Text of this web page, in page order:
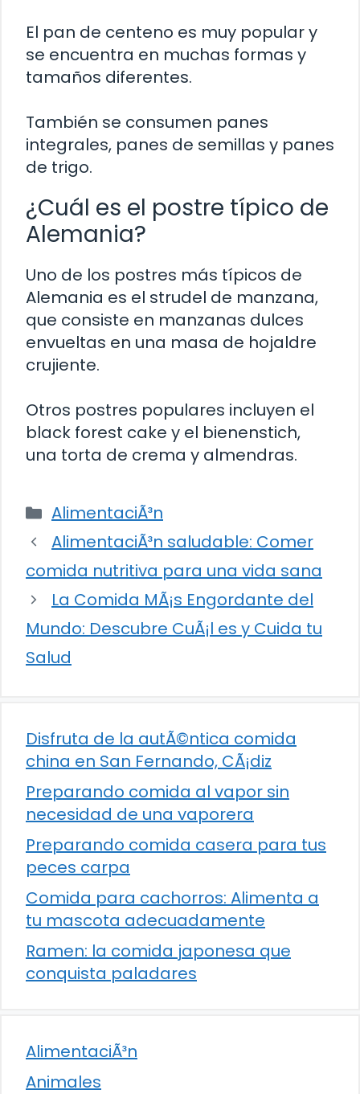
El pan de centeno es muy popular y
se encuentra en muchas formas y
tamaños diferentes.
También se consumen panes
integrales, panes de semillas y panes
de trigo.
¿Cuál es el postre típico de
Alemania?
Uno de los postres más típicos de
Alemania es el strudel de manzana,
que consiste en manzanas dulces
envueltas en una masa de hojaldre
crujiente.
Otros postres populares incluyen el
black forest cake y el bienenstich,
una torta de crema y almendras.
Categorías
AlimentaciÃ³n
AlimentaciÃ³n saludable: Comer
comida nutritiva para una vida sana
La Comida MÃ¡s Engordante del
Mundo: Descubre CuÃ¡l es y Cuida tu
Salud
Disfruta de la autÃ©ntica comida
china en San Fernando, CÃ¡diz
Preparando comida al vapor sin
necesidad de una vaporera
Preparando comida casera para tus
peces carpa
Comida para cachorros: Alimenta a
tu mascota adecuadamente
Ramen: la comida japonesa que
conquista paladares
AlimentaciÃ³n
Animales